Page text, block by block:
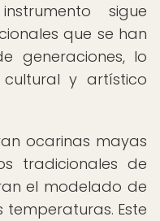
sigue
que se han
generaciones, lo
y artístico
ocarinas mayas
tradicionales de
el modelado de
Este